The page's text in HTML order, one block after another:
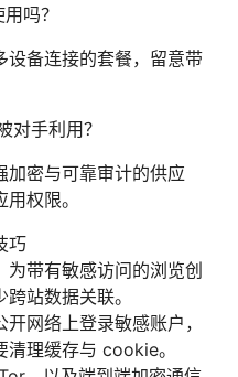
吗？
设备连接的套餐，留意带
对手利用？
加密与可靠审计的供应
权限。
巧
为带有敏感访问的浏览创
站数据关联。
网络上登录敏感账户，
理缓存与 cookie。